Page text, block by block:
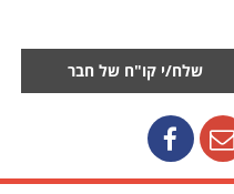
שלח/י קו"ח של חבר